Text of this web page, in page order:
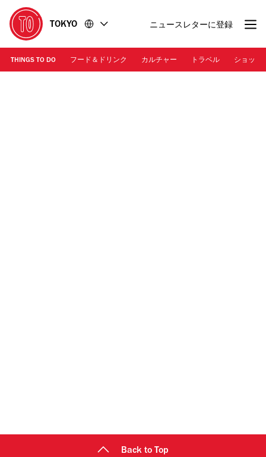
コ
ン
テ
ン
ツ
フ
ッ
タ
ー
に
TOKYO ニュースレターに登録
THINGS TO DO フード＆ドリンク カルチャー トラベル ショッピ
Back to Top